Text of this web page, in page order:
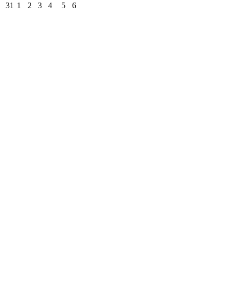
31 1 2 3 4 5 6